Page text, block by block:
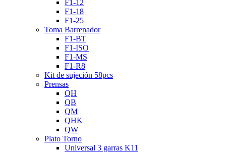
F1-12
F1-18
F1-25
Toma Barrenador
F1-BT
F1-ISO
F1-MS
F1-R8
Kit de sujeción 58pcs
Prensas
QH
QB
QM
QHK
QW
Plato Torno
Universal 3 garras K11